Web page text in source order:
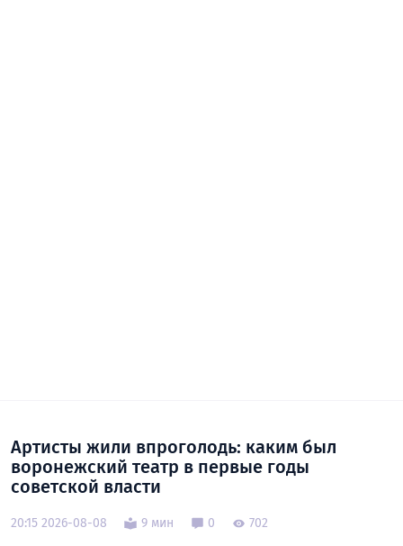
Артисты жили впроголодь: каким был
воронежский театр в первые годы
советской власти
20:15 2026-08-08 9 мин 0 702